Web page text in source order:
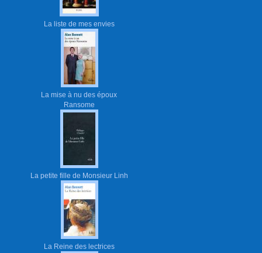
La liste de mes envies
La mise à nu des époux
Ransome
La petite fille de Monsieur Linh
La Reine des lectrices